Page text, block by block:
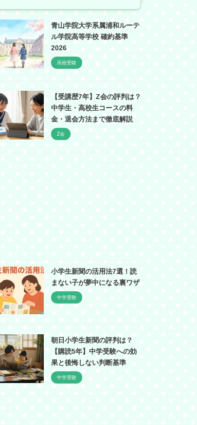
青山学院大学系属浦和ルーテ
ル学院高等学校 確約基準
2026
高校受験
【受講歴7年】Z会の評判は？
中学生・高校生コースの料
金・退会方法まで徹底解説
Z会
小学生新聞の活用法7選！読
まない子が夢中になる裏ワザ
中学受験
朝日小学生新聞の評判は？
【購読5年】中学受験への効
果と後悔しない判断基準
中学受験